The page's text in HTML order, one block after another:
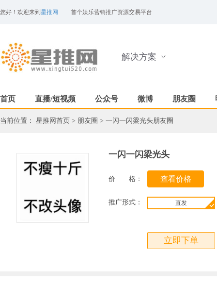
您好！欢迎来到 星推网 首个娱乐营销推广资源交易平台
解决方案
首页 直播/短视频 公众号 微博 朋友圈
当前位置： 星推网首页 > 朋友圈 > 一闪一闪梁光头朋友圈
一闪一闪梁光头
价 格：
推广形式： 直发
立即下单